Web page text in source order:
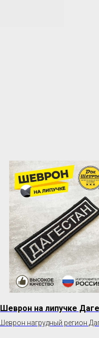
Шеврон на липучке
Шеврон нагрудный регион